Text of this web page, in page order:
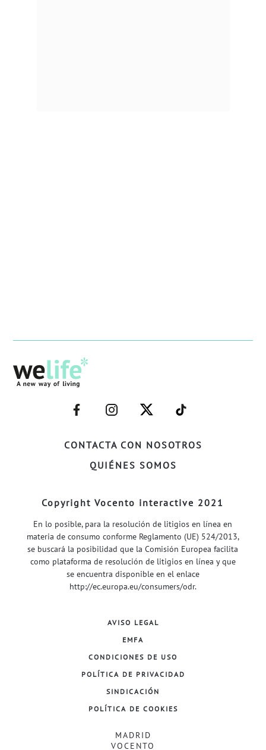
CONTACTA CON NOSOTROS
QUIÉNES SOMOS
–
FACEBOOK–
–
INSTAGRAM–
–
TWITTER–
–
WELIFE–
Copyright Vocento interactive 2021
En lo posible, para la resolución de litigios en línea en
materia de consumo conforme Reglamento (UE) 524/2013,
se buscará la posibilidad que la Comisión Europea facilita
como plataforma de resolución de litigios en línea y que
se encuentra disponible en el enlace
http://ec.europa.eu/consumers/odr.
AVISO LEGAL
EMFA
CONDICIONES DE USO
POLÍTICA DE PRIVACIDAD
SINDICACIÓN
POLÍTICA DE COOKIES
MADRID
VOCENTO